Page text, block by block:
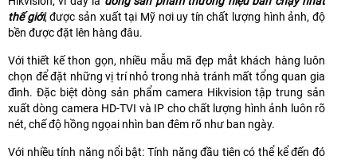
thế giới, được sản xuất tại Mỹ nơi uy tín chất lượng hình ảnh, độ
bền được đặt lên hàng đâu.
Với thiết kế thon gọn, nhiều mẫu mã đẹp mắt khách hàng luôn
chọn để đặt những vị trí nhỏ trong nhà tránh mất tổng quan gia
đình. Đặc biệt dòng sản phẩm camera Hikvision tập trung sản
xuất dòng camera HD-TVI và IP cho chất lượng hình ảnh luôn rõ
nét, chế độ hồng ngọai nhìn ban đêm rõ như ban ngày.
Với nhiều tính năng nổi bật: Tính năng đầu tiên có thể kể đến đó